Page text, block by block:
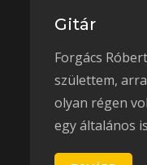
Gitár
Forgács
születtem,
olyan régen
egy általános